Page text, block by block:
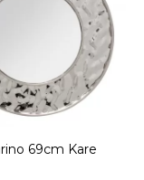
69cm Kare